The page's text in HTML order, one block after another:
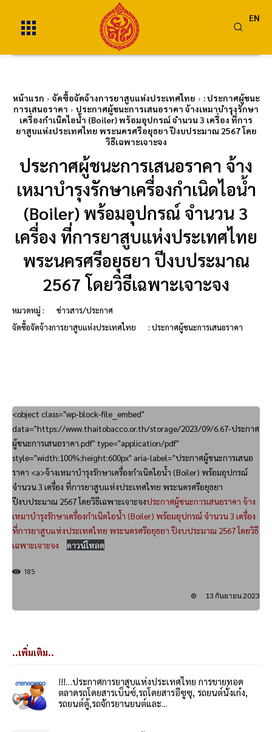
EN
หน้าแรก จัดซื้อจัดจ้างการยาสูบแห่งประเทศไทย
: ประกาศผู้ชนะ
การเสนอราคา
ประกาศผู้ชนะการเสนอราคา จ้างเหมาบำรุงรักษา
เครื่องกำเนิดไอน้ำ (Boiler) พร้อมอุปกรณ์ จำนวน 3 เครื่อง ที่การ
ยาสูบแห่งประเทศไทย พระนครศรีอยุธยา ปีงบประมาณ 2567 โดย
วิธีเฉพาะเจาะจง
ประกาศผู้ชนะการเสนอราคา จ้าง
เหมาบำรุงรักษาเครื่องกำเนิดไอน้ำ
(Boiler) พร้อมอุปกรณ์ จำนวน 3
เครื่อง ที่การยาสูบแห่งประเทศไทย
พระนครศรีอยุธยา ปีงบประมาณ
2567 โดยวิธีเฉพาะเจาะจง
หมวดหมู่ :
ข่าวสาร/ประกาศ
จัดซื้อจัดจ้างการยาสูบแห่งประเทศไทย
: ประกาศผู้ชนะการเสนอราคา
<object class="wp-block-file__embed"
data="https://www.thaitobacco.or.th/storage/2023/09/6.67-ประกาศ
ผู้ชนะการเสนอราคา.pdf" type="application/pdf"
style="width:100%;height:600px" aria-label="ประกาศผู้ชนะการเสนอ
ราคา <a>จ้างเหมาบำรุงรักษาเครื่องกำเนิดไอน้ำ (Boiler) พร้อมอุปกรณ์
จำนวน 3 เครื่อง ที่การยาสูบแห่งประเทศไทย พระนครศรีอยุธยา
ปีงบประมาณ 2567 โดยวิธีเฉพาะเจาะจงประกาศผู้ชนะการเสนอราคา จ้าง
เหมาบำรุงรักษาเครื่องกำเนิดไอน้ำ (Boiler) พร้อมอุปกรณ์ จำนวน 3 เครื่อง
ที่การยาสูบแห่งประเทศไทย พระนครศรีอยุธยา ปีงบประมาณ 2567 โดยวิธี
เฉพาะเจาะจง
ดาวน์โหลด
185
13 กันยายน 2023
..เพิ่มเติม..
!!!…ประกาศการยาสูบแห่งประเทศไทย การขายทอด
ตลาดรถโดยสารเบ็นซ์,รถโดยสารอีซูซุ, รถยนต์นั่งเก๋ง,
รถยนต์ตู้,รถจักรยานยนต์และ...